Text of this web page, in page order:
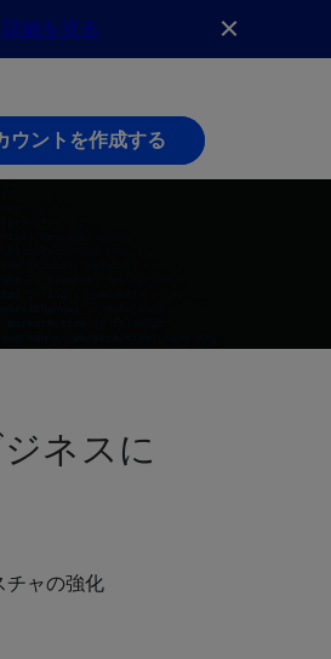
詳細を見る
ウントを作成する
ネスに
チャの強化